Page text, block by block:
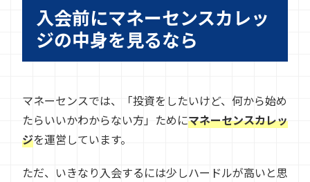
入会前にマネーセンスカレッ
ジの中身を見るなら
マネーセンスでは、「投資をしたいけど、何から始め
たらいいかわからない方」ためにマネーセンスカレッ
ジを運営しています。
ただ、いきなり入会するには少しハードルが高いと思